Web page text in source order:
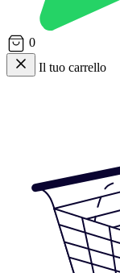
0
Il tuo carrello